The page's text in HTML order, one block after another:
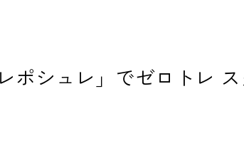
ポシュレ」でゼロトレ